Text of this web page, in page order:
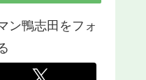
ン鴨志田をフォ